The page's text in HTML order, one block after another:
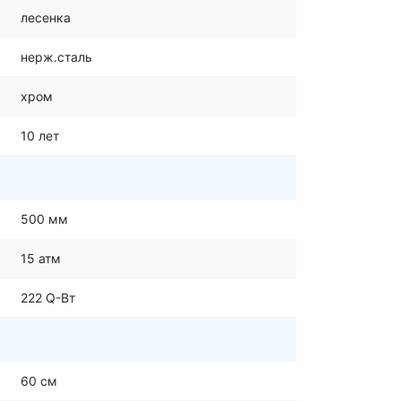
лесенка
нерж.сталь
хром
10 лет
500 мм
15 атм
222 Q-Вт
60 см